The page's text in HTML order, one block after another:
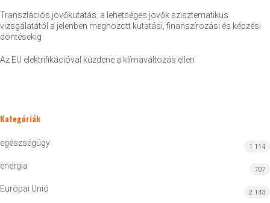
Transzlációs jövőkutatás: a lehetséges jövők szisztematikus
vizsgálatától a jelenben meghozott kutatási, finanszírozási és képzési
döntésekig
Az EU elektrifikációval küzdene a klímaváltozás ellen
Kategóriák
egészségügy 1 114
energia 707
Európai Unió 2 143